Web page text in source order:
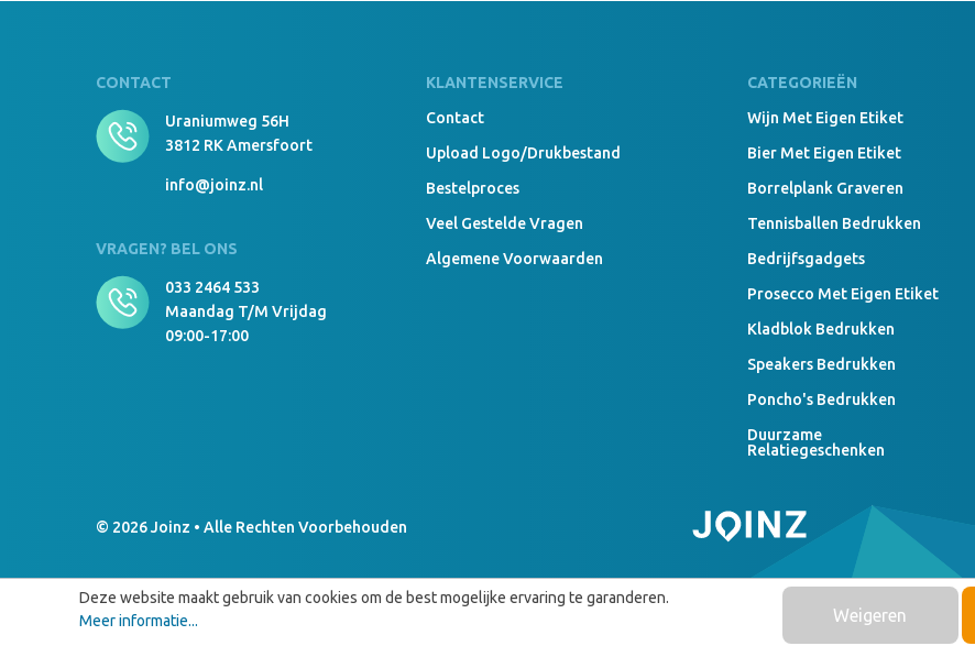
CONTACT
Uraniumweg 56H
3812 RK Amersfoort
info@joinz.nl
VRAGEN? BEL ONS
033 2464 533
Maandag T/m Vrijdag
09:00-17:00
KLANTENSERVICE
Contact
Upload Logo/drukbestand
Bestelproces
Veel Gestelde Vragen
Algemene Voorwaarden
CATEGORIEËN
Wijn Met Eigen Etiket
Bier Met Eigen Etiket
Borrelplank Graveren
Tennisballen Bedrukken
Bedrijfsgadgets
Prosecco Met Eigen Etiket
Kladblok Bedrukken
Speakers Bedrukken
Poncho's Bedrukken
Duurzame
Relatiegeschenken
© 2026 Joinz • Alle Rechten Voorbehouden
Deze website maakt gebruik van cookies om de best mogelijke ervaring te garanderen.
Meer informatie...
Weigeren